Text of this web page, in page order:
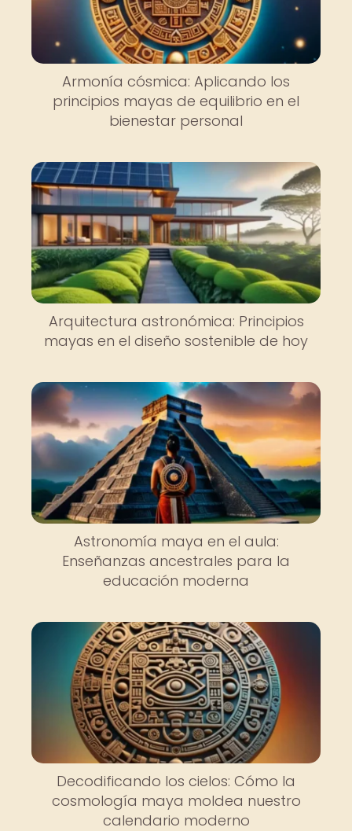
Armonía cósmica: Aplicando los
principios mayas de equilibrio en el
bienestar personal
Arquitectura astronómica: Principios
mayas en el diseño sostenible de hoy
Astronomía maya en el aula:
Enseñanzas ancestrales para la
educación moderna
Decodificando los cielos: Cómo la
cosmología maya moldea nuestro
calendario moderno